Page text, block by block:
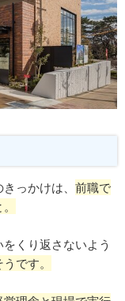
っかけは、 前職で
くり返さないよう
です。